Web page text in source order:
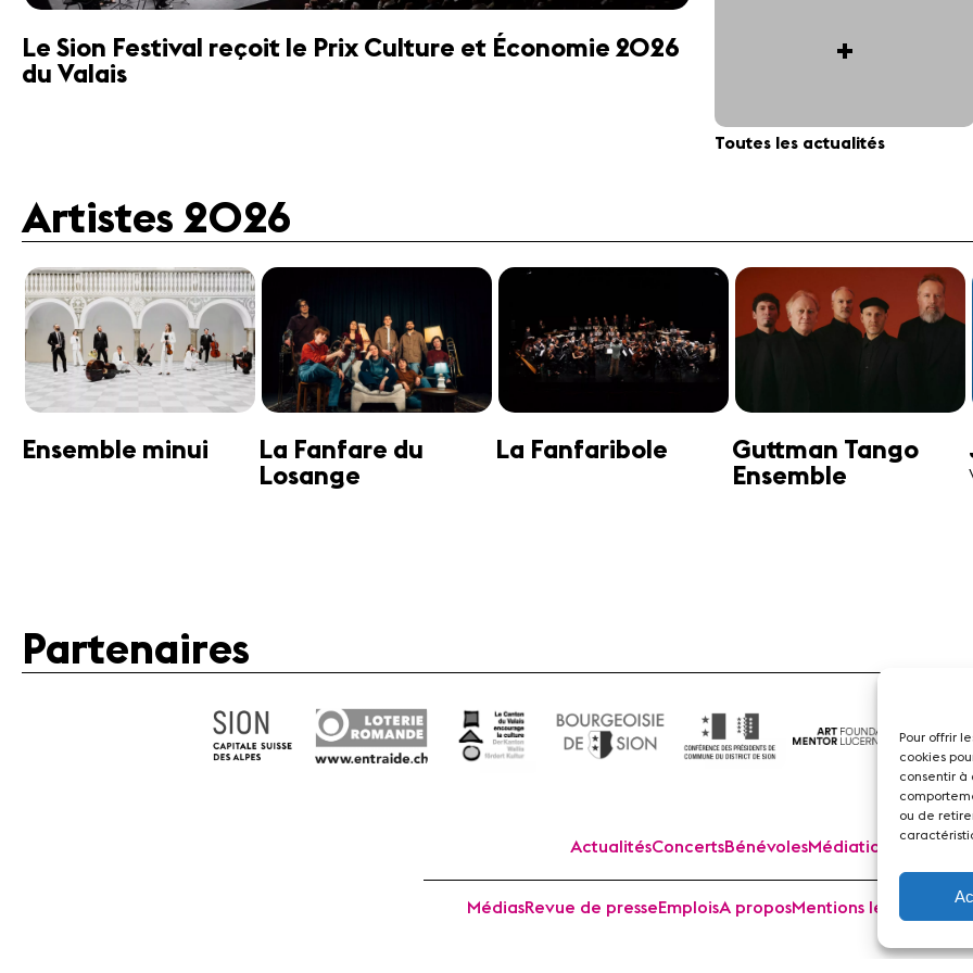
Pour offrir
cookies
consentir à
ou de
Le Sion Festival reçoit le Prix Culture et Économie 2026
du Valais
+
Toutes les actualités
Artistes 2026
Guttman Tango
Janine Jansen
Violon
Jonathan Swensen
José-Daniel
Castellon
Partenaires
ActualitésConcertsBénévolesMédiation
MédiasRevue de presseEmploisA proposMentions légales